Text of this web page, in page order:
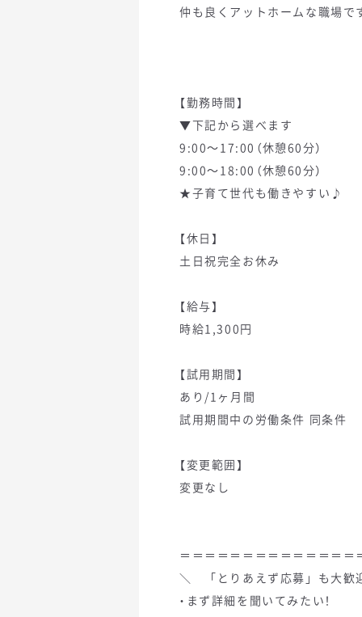
仲も良くアットホームな職場で
【勤務時間】
▼下記から選べます
9:00～17:00（休憩60分）
9:00～18:00（休憩60分）
★子育て世代も働きやすい♪
【休日】
土日祝完全お休み
【給与】
時給1,300円
【試用期間】
あり/1ヶ月間
試用期間中の労働条件 同条件
【変更範囲】
変更なし
＝＝＝＝＝＝＝＝＝＝＝＝＝＝
＼ 「とりあえず応募」も大
・まず詳細を聞いてみたい！